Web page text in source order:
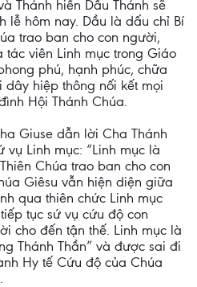
Thánh hiến Dầu Thánh sẽ
lễ hôm nay. Dầu là dấu chỉ Bí
trao ban cho con người,
viên Linh mục trong Giáo
phú, hạnh phúc, chữa
dây hiệp thông nối kết mọi
Hội Thánh Chúa.
Giuse dẫn lời Cha Thánh
Linh mục: “Linh mục là
Chúa trao ban cho con
Giêsu vẫn hiện diện giữa
qua thiên chức Linh mục
tục sứ vụ cứu độ con
cho đến tận thế. Linh mục là
Thánh Thần” và được sai đi
Hy tế Cứu độ của Chúa